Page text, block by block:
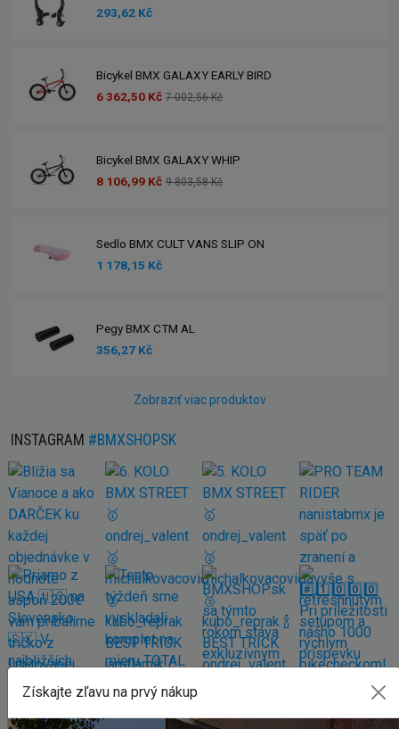
293,62 Kč
Bicykel BMX GALAXY EARLY BIRD
6 362,50 Kč 7 002,56 Kč
Bicykel BMX GALAXY WHIP
8 106,99 Kč 9 803,58 Kč
Sedlo BMX CULT VANS SLIP ON
1 178,15 Kč
Pegy BMX CTM AL
356,27 Kč
Zobraziť viac produktov
INSTAGRAM #BMXSHOPSK
Získajte zľavu na prvý nákup